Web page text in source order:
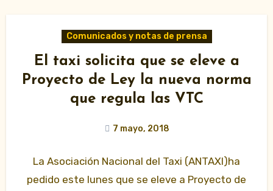
Comunicados y notas de prensa
El taxi solicita que se eleve a
Proyecto de Ley la nueva norma
que regula las VTC
7 mayo, 2018
La Asociación Nacional del Taxi (ANTAXI)ha
pedido este lunes que se eleve a Proyecto de